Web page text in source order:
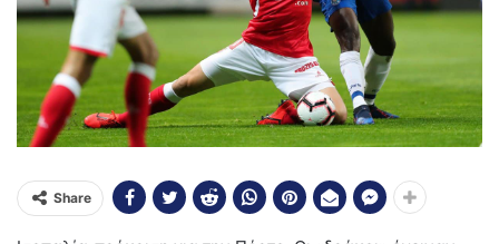
Share